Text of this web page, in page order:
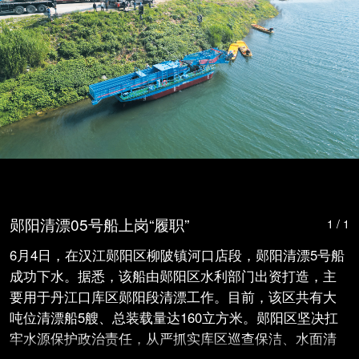
郧阳清漂05号船上岗“履职” 1 / 1
6月4日，在汉江郧阳区柳陂镇河口店段，郧阳清漂5号船
成功下水。据悉，该船由郧阳区水利部门出资打造，主
要用于丹江口库区郧阳段清漂工作。目前，该区共有大
吨位清漂船5艘、总装载量达160立方米。郧阳区坚决扛
牢水源保护政治责任，从严抓实库区巡查保洁、水面清